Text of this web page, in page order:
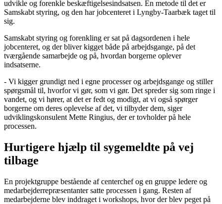
udvikle og forenkle beskæftigelsesindsatsen. En metode til det er
Samskabt styring, og den har jobcenteret i Lyngby-Taarbæk taget til
sig.
Samskabt styring og forenkling er sat på dagsordenen i hele
jobcenteret, og der bliver kigget både på arbejdsgange, på det
tværgående samarbejde og på, hvordan borgerne oplever
indsatserne.
- Vi kigger grundigt ned i egne processer og arbejdsgange og stiller
spørgsmål til, hvorfor vi gør, som vi gør. Det spreder sig som ringe i
vandet, og vi hører, at det er fedt og modigt, at vi også spørger
borgerne om deres oplevelse af det, vi tilbyder dem, siger
udviklingskonsulent Mette Ringius, der er tovholder på hele
processen.
Hurtigere hjælp til sygemeldte på vej
tilbage
En projektgruppe bestående af centerchef og en gruppe ledere og
medarbejderrepræsentanter satte processen i gang. Resten af
medarbejderne blev inddraget i workshops, hvor der blev peget på